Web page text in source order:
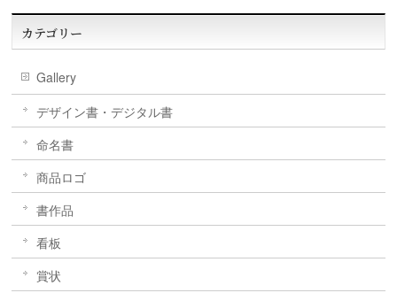
カテゴリー
Gallery
デザイン書・デジタル書
命名書
商品ロゴ
書作品
看板
賞状